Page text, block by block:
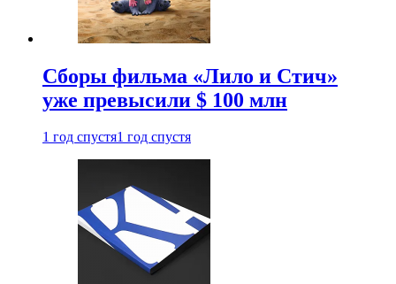
Сборы фильма «Лило и Стич»
уже превысили $ 100 млн
1 год спустя1 год спустя